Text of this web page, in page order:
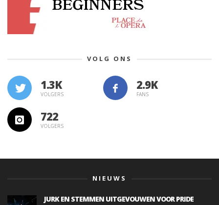
VOLG ONS
1.3K
VOLGERS FANS
722
VOLGERS
NIEUWS
JURK EN STEMMEN UITGEVOUWEN VOOR PRIDE